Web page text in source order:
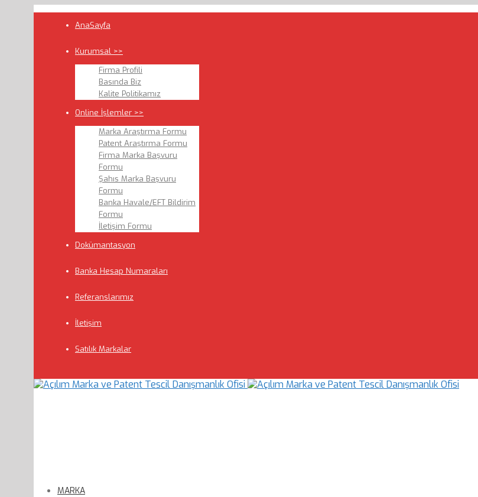
AnaSayfa
Kurumsal >>
Firma Profili
Basında Biz
Kalite Politikamız
Online İşlemler >>
Marka Araştırma Formu
Patent Araştırma Formu
Firma Marka Başvuru
Formu
Şahıs Marka Başvuru
Formu
Banka Havale/EFT Bildirim
Formu
İletişim Formu
Dokümantasyon
Banka Hesap Numaraları
Referanslarımız
İletişim
Satılık Markalar
MARKA